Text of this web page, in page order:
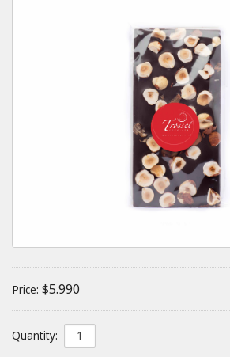
Price: $5.990
Quantity: